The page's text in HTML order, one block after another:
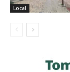
Local